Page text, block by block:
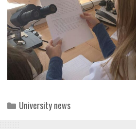
Categories
University news